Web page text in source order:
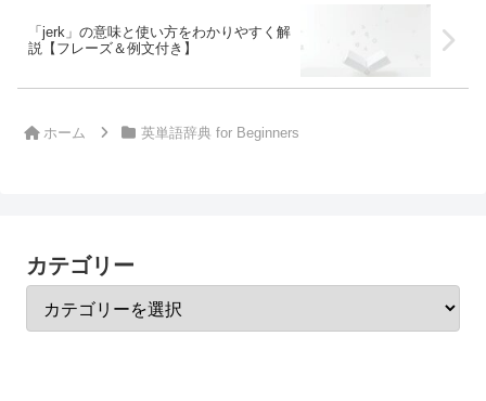
「jerk」の意味と使い方をわかりやすく解
説【フレーズ＆例文付き】
ホーム 英単語辞典 for Beginners
カテゴリー